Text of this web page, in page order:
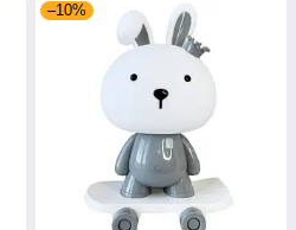
–10%